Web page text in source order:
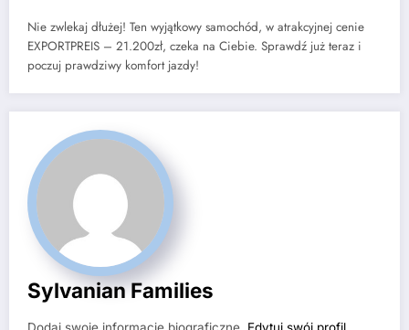
Nie zwlekaj dłużej! Ten wyjątkowy samochód, w atrakcyjnej cenie
EXPORTPREIS – 21.200zł, czeka na Ciebie. Sprawdź już teraz i
poczuj prawdziwy komfort jazdy!
Sylvanian Families